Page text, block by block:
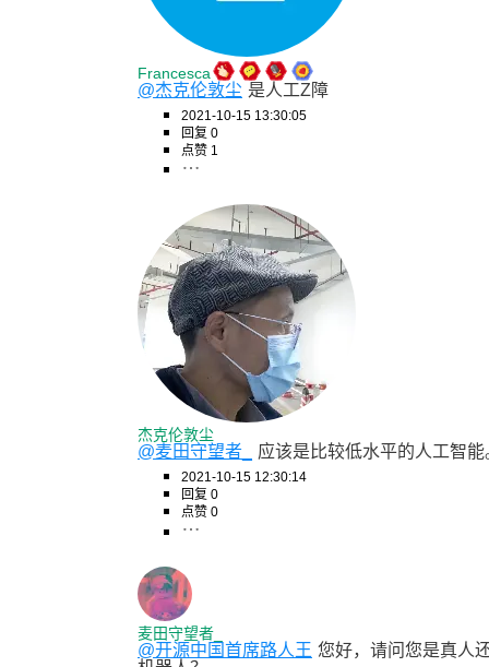
Francesca
@杰克伦敦尘 是人工Z障
2021-10-15 13:30:05
回复 0
点赞 1
杰克伦敦尘
@麦田守望者_ 应该是比较低水平的人工智能
2021-10-15 12:30:14
回复 0
点赞 0
麦田守望者_
@开源中国首席路人王 您好，请问您是真人